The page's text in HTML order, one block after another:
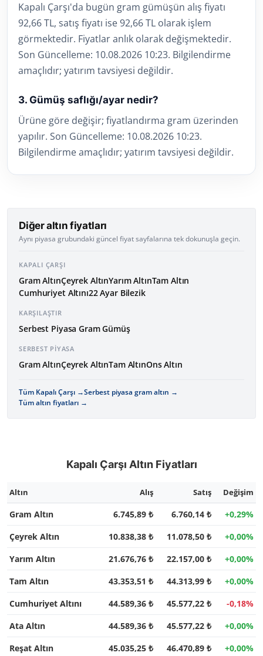
Kapalı Çarşı'da bugün gram gümüşün alış fiyatı
92,66 TL, satış fiyatı ise 92,66 TL olarak işlem
görmektedir. Fiyatlar anlık olarak değişmektedir.
Son Güncelleme: 10.08.2026 10:23. Bilgilendirme
amaçlıdır; yatırım tavsiyesi değildir.
3. Gümüş saflığı/ayar nedir?
Ürüne göre değişir; fiyatlandırma gram üzerinden
yapılır. Son Güncelleme: 10.08.2026 10:23.
Bilgilendirme amaçlıdır; yatırım tavsiyesi değildir.
Diğer altın fiyatları
Aynı piyasa grubundaki güncel fiyat sayfalarına tek dokunuşla geçin.
KAPALI ÇARŞI
Gram AltınÇeyrek AltınYarım AltınTam Altın
Cumhuriyet Altını22 Ayar Bilezik
KARŞILAŞTIR
Serbest Piyasa Gram Gümüş
SERBEST PIYASA
Gram AltınÇeyrek AltınTam AltınOns Altın
Tüm Kapalı Çarşı
Serbest piyasa gram altın
Tüm altın fiyatları
Kapalı Çarşı Altın Fiyatları
Altın Alış Satış Değişim
Gram Altın 6.745,89 ₺ 6.760,14 ₺
+0,29%
Çeyrek Altın
10.838,38 ₺ 11.078,50 ₺
+0,00%
Yarım Altın
21.676,76 ₺ 22.157,00 ₺
+0,00%
Tam Altın
43.353,51 ₺ 44.313,99 ₺
+0,00%
Cumhuriyet Altını
44.589,36 ₺ 45.577,22 ₺
-0,18%
Ata Altın
44.589,36 ₺ 45.577,22 ₺
+0,00%
Reşat Altın
45.035,25 ₺ 46.470,89 ₺ +0,00%